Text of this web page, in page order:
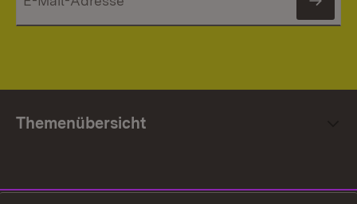
Themenübersicht